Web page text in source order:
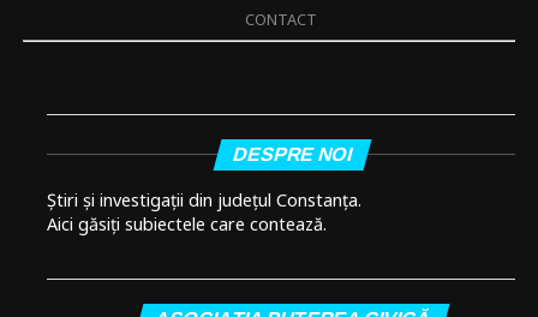
CONTACT
DESPRE NOI
Știri și investigații din județul Constanța.
Aici găsiți subiectele care contează.